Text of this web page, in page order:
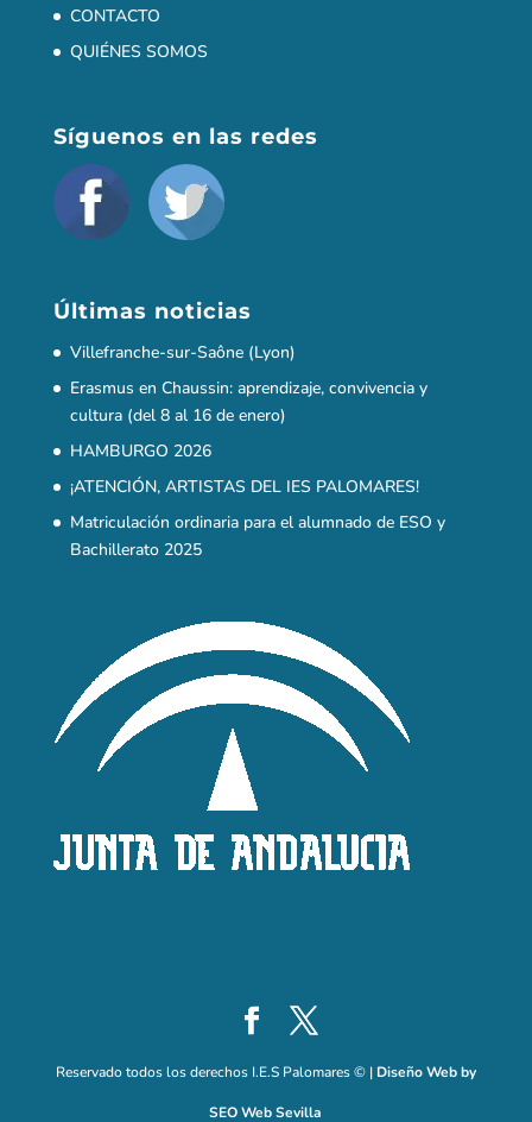
CONTACTO
QUIÉNES SOMOS
Síguenos en las redes
Últimas noticias
Villefranche-sur-Saône (Lyon)
Erasmus en Chaussin: aprendizaje, convivencia y
cultura (del 8 al 16 de enero)
HAMBURGO 2026
¡ATENCIÓN, ARTISTAS DEL IES PALOMARES!
Matriculación ordinaria para el alumnado de ESO y
Bachillerato 2025
Reservado todos los derechos I.E.S Palomares © | Diseño Web by
SEO Web Sevilla